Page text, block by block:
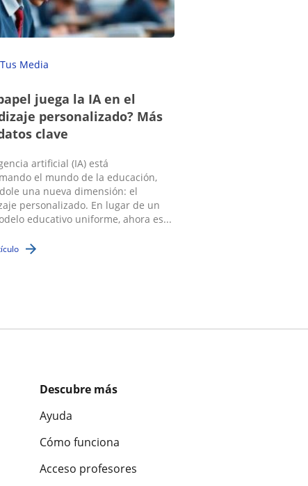
Tus Media
juega la IA en el
personalizado? Más
clave
artificial (IA) está
el mundo de la educación,
una nueva dimensión: el
personalizado. En lugar de un
educativo uniforme, ahora es...
Descubre más
Ayuda
Cómo funciona
Acceso profesores